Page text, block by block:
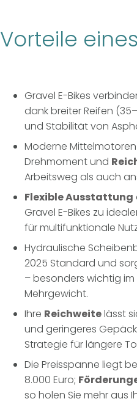
Vorteile
Gravel E-Bikes
dank breiter Reifen
und Stabilität von
Moderne
Drehmoment und
Arbeitsweg als auch
Flexible Ausstattung
Gravel E-Bikes zu
für multifunktionale
Hydraulische
2025 Standard und
– besonders wichtig
Mehrgewicht.
Ihre Reichweitelässt
und geringeres
Strategie für längere
Die Preisspanne liegt
8.000 Euro;
so holen Sie mehr aus